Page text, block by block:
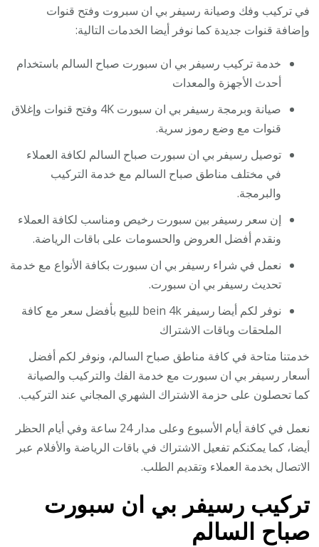
في تركيب وفك وصيانة رسيفر بي ان سبروت وفتح قنوات
وإضافة قنوات جديدة كما نوفر أيضا الخدمات التالية:
خدمة تركيب رسيفر بي ان سبورت صباح السالم باستخدام
أحدث الأجهزة والمعدات
صيانة وبرمجة رسيفر بي ان سبورت 4K وفتح قنوات وإغلاق
قنوات مع وضع رموز سرية.
توصيل رسيفر بي ان سبورت صباح السالم لكافة العملاء
في مختلف مناطق صباح السالم مع خدمة التركيب
والبرمجة.
إن سعر رسيفر بين سبورت رخيص ومناسب لكافة العملاء
ونقدم أفضل العروض والحسومات على باقات الرياضة.
نعمل في شراء رسيفر بي ان سبورت بكافة الأنواع مع خدمة
تحديث رسيفر بي ان سبورت.
نوفر لكم أيضا رسيفر bein 4k للبيع بأفضل سعر مع كافة
الملحقات وباقات الاشتراك
خدمتنا متاحة في كافة مناطق صباح السالم، ونوفر لكم أفضل
أسعار رسيفر بي ان سبورت مع خدمة الفك والتركيب والصيانة
كما تحصلون على حزمة الاشتراك الشهري المجاني عند التركيب.
نعمل في كافة أيام الأسبوع وعلى مدار 24 ساعة وفي أيام الحظر
أيضا، كما يمكنكم تفعيل الاشتراك في باقات الرياضة والأفلام عبر
الاتصال بخدمة العملاء وتقديم الطلب.
تركيب رسيفر بي ان سبورت
صباح السالم